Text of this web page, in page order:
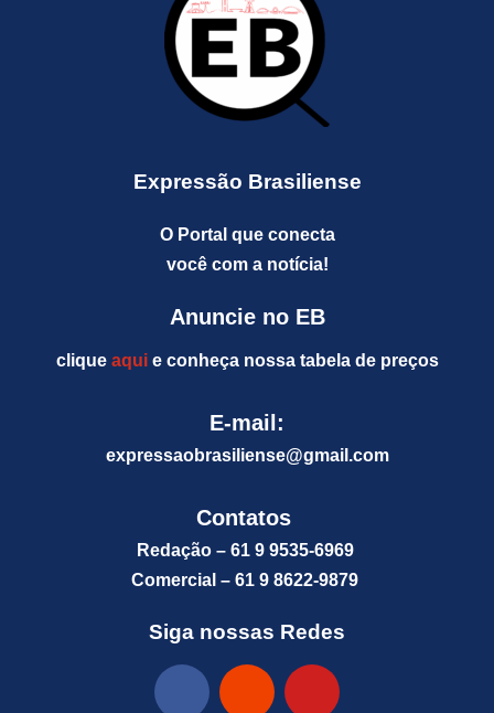
Expressão Brasiliense
O Portal que conecta
você com a notícia!
Anuncie no EB
clique aquie conheça nossa tabela de preços
E-mail:
expressaobrasiliense@gmail.com
Contatos
Redação – 61 9 9535-6969
Comercial – 61 9 8622-9879
Siga nossas Redes